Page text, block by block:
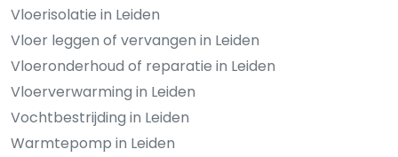
Vloerisolatie in Leiden
Vloer leggen of vervangen in Leiden
Vloeronderhoud of reparatie in Leiden
Vloerverwarming in Leiden
Vochtbestrijding in Leiden
Warmtepomp in Leiden